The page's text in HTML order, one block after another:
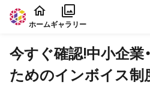
本文に飛ぶ
ホームギャラリー
今すぐ確認!中小企業
ためのインボイス制